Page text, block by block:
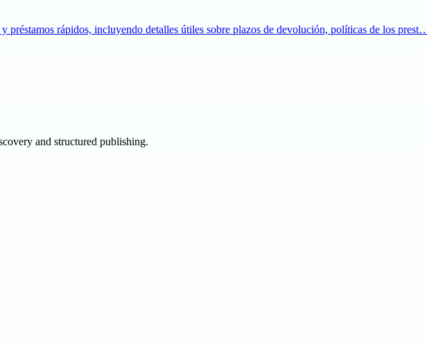
préstamos rápidos, incluyendo detalles útiles sobre plazos de devolución, políticas de los
and structured publishing.